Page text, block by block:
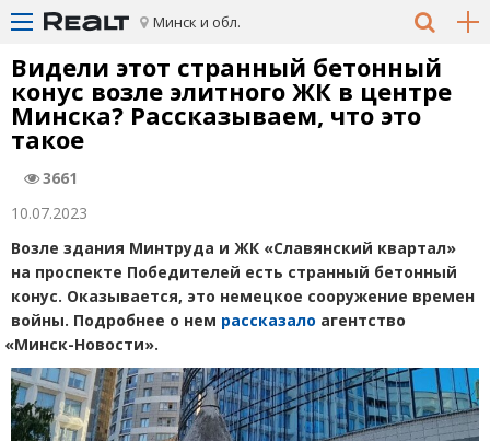
Минск и обл.
Видели этот странный бетонный
конус возле элитного ЖК в центре
Минска? Рассказываем, что это
такое
3661
10.07.2023
Возле здания Минтруда и ЖК «Славянский квартал»
на проспекте Победителей есть странный бетонный
конус. Оказывается, это немецкое сооружение времен
войны. Подробнее о нем рассказало агентство
«Минск-Новости».